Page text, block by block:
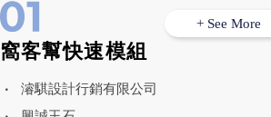
窩客幫快速模組
濬騏設計行銷有限公司
+ See More